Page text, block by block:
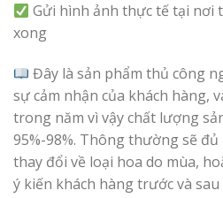
Gửi hình ảnh thực tế tại nơi
xong
Đây là sản phẩm thủ công
sự cảm nhận của khách hàng,
trong năm vì vậy chất lượng
95%-98%. Thông thường sẽ
thay đổi về loại hoa do mùa,
ý kiến khách hàng trước và